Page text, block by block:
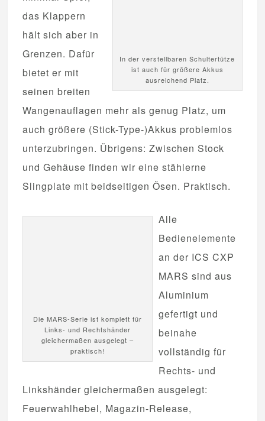
In der verstellbaren Schultertütze
ist auch für größere Akkus
ausreichend Platz.
das Klappern
hält sich aber in
Grenzen. Dafür
bietet er mit
seinen breiten
Wangenauflagen mehr als genug Platz, um
auch größere (Stick-Type-)Akkus problemlos
unterzubringen. Übrigens: Zwischen Stock
und Gehäuse finden wir eine stählerne
Slingplate mit beidseitigen Ösen. Praktisch.
Die MARS-Serie ist komplett für
Links- und Rechtshänder
gleichermaßen ausgelegt –
praktisch!
Alle
Bedienelemente
an der ICS CXP
MARS sind aus
Aluminium
gefertigt und
beinahe
vollständig für
Rechts- und
Linkshänder gleichermaßen ausgelegt:
Feuerwahlhebel, Magazin-Release,